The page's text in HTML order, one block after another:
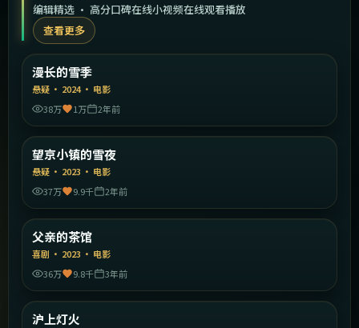
编辑精选 · 高分口碑在线小视频在线观看播放
查看更多
精选
漫长的雪季
悬疑 · 2024· 电影
38万
1万 2年前
精选
望京小镇的雪夜
悬疑 · 2023 · 电影
37万
9.9千 2年前
精选
父亲的茶馆
喜剧 · 2023 · 电影
36万
9.8千 3年前
精选
沪上灯火